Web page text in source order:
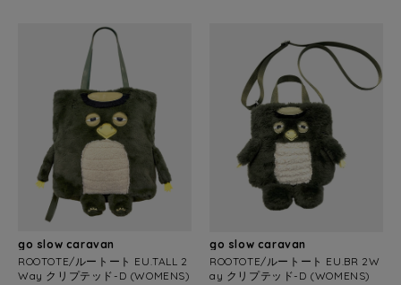
go slow caravan
ROOTOTE/ルートート EU.TALL 2
Way クリプテッド-D (WOMENS)
go slow caravan
ROOTOTE/ルートート EU.BR 2W
ay クリプテッド-D (WOMENS)